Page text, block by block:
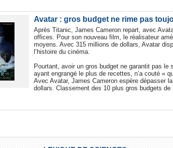
Avatar : gros budget ne rime pas
Après Titanic, James Cameron repart, avec
offices. Pour son nouveau film, le réalisateur
moyens. Avec 315 millions de dollars, Avatar
l’histoire du cinéma.
Pourtant, avoir un gros budget ne garantit pas le
ayant engrangé le plus de recettes, n’a couté «
Avec Avatar, James Cameron espère dépasser
dollars. Classement des 10 plus gros budgets de